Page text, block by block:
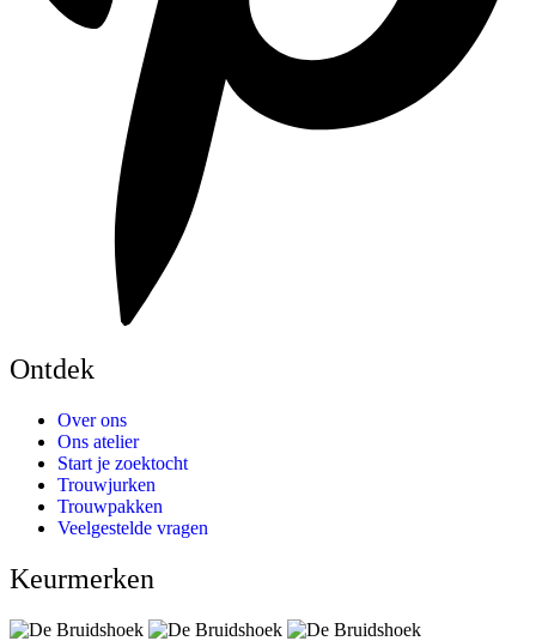
Ontdek
Over ons
Ons atelier
Start je zoektocht
Trouwjurken
Trouwpakken
Veelgestelde vragen
Keurmerken